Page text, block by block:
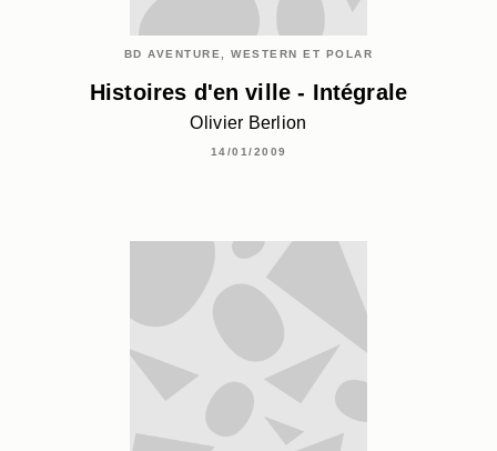
BD AVENTURE, WESTERN ET POLAR
Histoires d'en ville - Intégrale
Olivier Berlion
14/01/2009